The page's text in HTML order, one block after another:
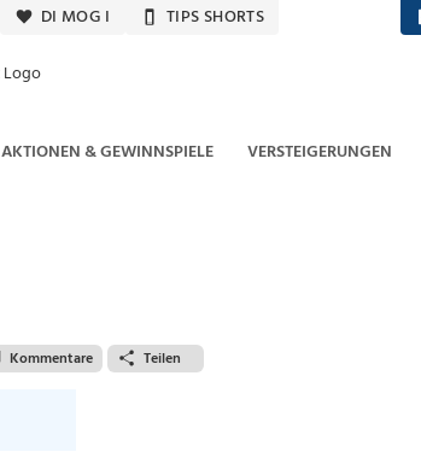
DI MOG I TIPS SHORTS
AKTIONEN & GEWINNSPIELE VERSTEIGERUNGEN
Kommentare Teilen